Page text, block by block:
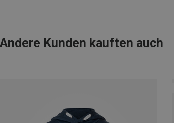
Andere Kunden kauften auch